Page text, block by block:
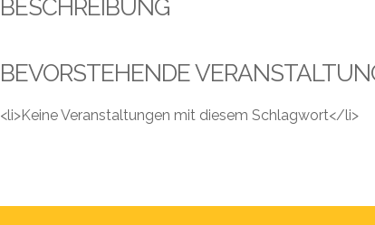
BESCHREIBUNG
BEVORSTEHENDE
<li>Keine Veranstaltungen mit diesem Schlagwort</li>